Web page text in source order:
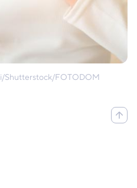
Shutterstock/FOTODOM